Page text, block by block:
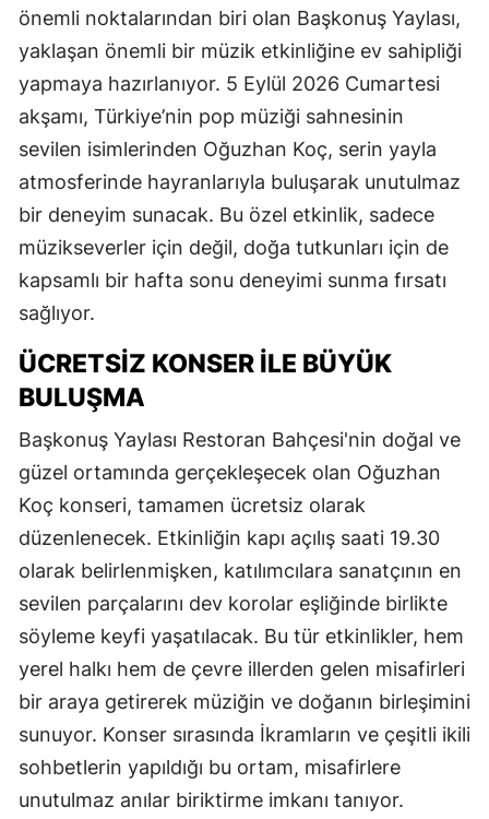
önemli noktalarından biri olan Başkonuş Yaylası,
yaklaşan önemli bir müzik etkinliğine ev sahipliği
yapmaya hazırlanıyor. 5 Eylül 2026 Cumartesi
akşamı, Türkiye’nin pop müziği sahnesinin
sevilen isimlerinden Oğuzhan Koç, serin yayla
atmosferinde hayranlarıyla buluşarak unutulmaz
bir deneyim sunacak. Bu özel etkinlik, sadece
müzikseverler için değil, doğa tutkunları için de
kapsamlı bir hafta sonu deneyimi sunma fırsatı
sağlıyor.
ÜCRETSİZ KONSER İLE BÜYÜK
BULUŞMA
Başkonuş Yaylası Restoran Bahçesi'nin doğal ve
güzel ortamında gerçekleşecek olan Oğuzhan
Koç konseri, tamamen ücretsiz olarak
düzenlenecek. Etkinliğin kapı açılış saati 19.30
olarak belirlenmişken, katılımcılara sanatçının en
sevilen parçalarını dev korolar eşliğinde birlikte
söyleme keyfi yaşatılacak. Bu tür etkinlikler, hem
yerel halkı hem de çevre illerden gelen misafirleri
bir araya getirerek müziğin ve doğanın birleşimini
sunuyor. Konser sırasında İkramların ve çeşitli ikili
sohbetlerin yapıldığı bu ortam, misafirlere
unutulmaz anılar biriktirme imkanı tanıyor.